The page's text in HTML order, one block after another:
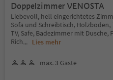
Doppelzimmer VENOSTA
Liebevoll, hell eingerichtetes
Sofa und Schreibtisch,
TV, Safe, Badezimmer mit
Rich... Lies mehr
max. 3 Gäste